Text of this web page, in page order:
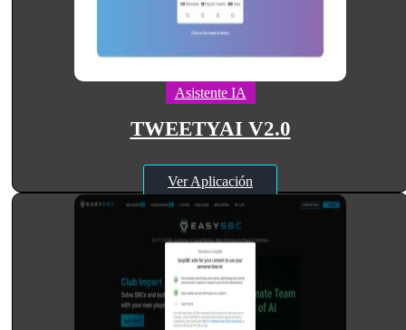
Asistente IA
TWEETYAI V2.0
Ver Aplicación